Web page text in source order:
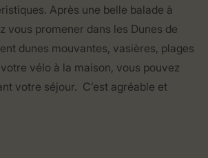
Après une belle balade à
vous promener dans les Dunes de
dunes mouvantes, vasières, plages
vélo à la maison, vous pouvez
votre séjour. C’est agréable et